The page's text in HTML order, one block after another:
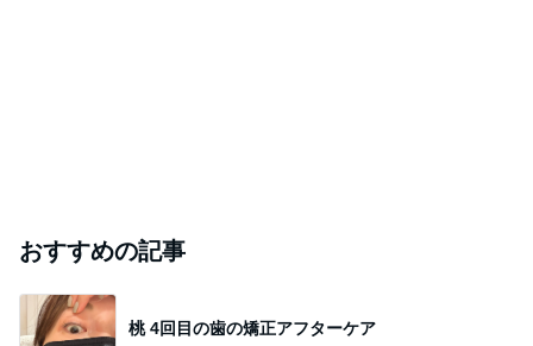
おすすめの記事
桃 4回目の歯の矯正アフターケア